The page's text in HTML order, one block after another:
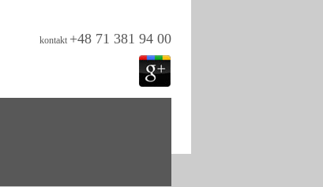
kontakt +48 71 381 94 00